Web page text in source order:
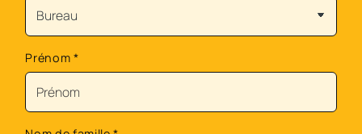
Prénom *